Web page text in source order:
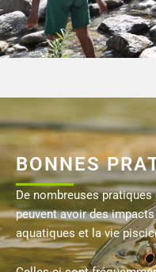
BONNES
De nombreuses
peuvent avoir des
aquatiques et la vie